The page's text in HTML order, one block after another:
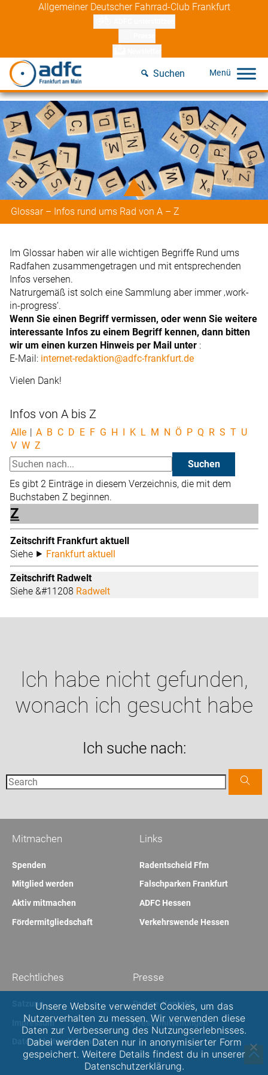
Allgemeiner Deutscher Fahrrad-Club Frankfurt
Suchen
Glossar – Infos rund ums Rad von A – Z
Im Glossar haben wir alle wichtigen Begriffe Rund ums
Radfahen zusammengetragen und mit entsprechenden
Infos versehen.
Natrurgemäß ist solch eine Sammlung aber immer ‚work-
in-progress‘.
Wenn Sie einen Begriff vermissen, oder wenn Sie weitere
interessante Infos zu einem Begriff kennen, dann bitten
wir um einen kurzen Hinweis per Mail unter :
E-Mail: internet-redaktion@adfc-frankfurt.de
Vielen Dank!
Infos von A bis Z
Alle | A B C D E F G H I K L M N Ö P Q R S T U
V W Z
Es gibt 2 Einträge in diesem Verzeichnis, die mit dem
Buchstaben Z beginnen.
Z
Zeitschrift Frankfurt aktuell
Siehe ⯈ Frankfurt aktuell
Zeitschrift Radwelt
Siehe &#11208 Radwelt
Ich habe nicht gefunden,
wonach ich gesucht habe
Ich suche nach:
Links
Radentscheid Ffm
Falschparken Frankfurt
ADFC Hessen
Verkehrswende Hessen
Mitmachen
Spenden
Mitglied werden
Aktiv mitmachen
Fördermitgliedschaft
Presse
Presse-Kontakt
Pressemitteilungen
Rechtliches
Satzung
Impressum
Datenschutzerklärung
Unsere Website verwendet Cookies, um das
Nutzerverhalten zu messen. Wir verwenden diese
Daten zur Verbesserung des Nutzungserlebnisses.
Dabei werden Daten nur in anonymisierter Form
gespeichert. Weitere Details findest du in unserer
Datenschutzerklärung.